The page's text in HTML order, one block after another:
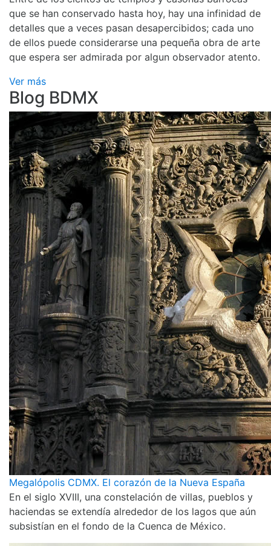
que se han conservado hasta hoy, hay una infinidad de
detalles que a veces pasan desapercibidos; cada uno
de ellos puede considerarse una pequeña obra de arte
que espera ser admirada por algun observador atento.
Ver más
Blog BDMX
Megalópolis CDMX. El corazón de la Nueva España
En el siglo XVIII, una constelación de villas, pueblos y
haciendas se extendía alrededor de los lagos que aún
subsistían en el fondo de la Cuenca de México.